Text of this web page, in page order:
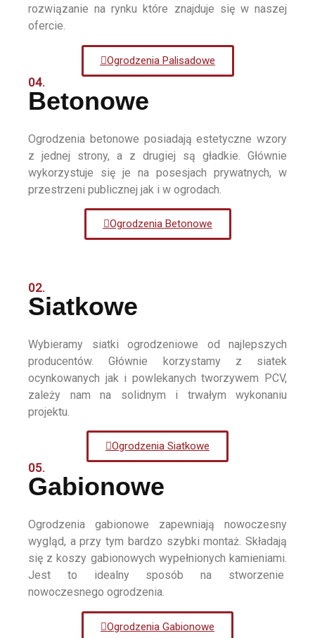
rozwiązanie na rynku które znajduje się w naszej
ofercie.
Ogrodzenia Palisadowe
04.
Betonowe
Ogrodzenia betonowe posiadają estetyczne wzory
z jednej strony, a z drugiej są gładkie. Głównie
wykorzystuje się je na posesjach prywatnych, w
przestrzeni publicznej jak i w ogrodach.
Ogrodzenia Betonowe
02.
Siatkowe
Wybieramy siatki ogrodzeniowe od najlepszych
producentów. Głównie korzystamy z siatek
ocynkowanych jak i powlekanych tworzywem PCV,
zależy nam na solidnym i trwałym wykonaniu
projektu.
Ogrodzenia Siatkowe
05.
Gabionowe
Ogrodzenia gabionowe zapewniają nowoczesny
wygląd, a przy tym bardzo szybki montaż. Składają
się z koszy gabionowych wypełnionych kamieniami.
Jest to idealny sposób na stworzenie
nowoczesnego ogrodzenia.
Ogrodzenia Gabionowe